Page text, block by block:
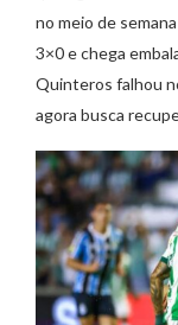
no meio de
3×0 e chega
Quinteros falhou
agora busca